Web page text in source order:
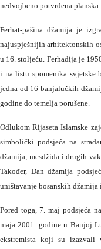
nedvojbeno potvrđena
Ferhat-pašina džamija je
najuspješnijih arhitektonskih
u 16. stoljeću. Ferhadija je
i na listu spomenika svjetske
jedna od 16 banjalučkih
godine do temelja porušene.
Odlukom Rijaseta Islamske
simbolički podsjeća na
džamija, mesdžida i drugih
Također, Dan džamija
uništavanje bosanskih
Pored toga, 7. maj podsjeća
maja 2001. godine u Banjoj
ekstremista koji su izazvali